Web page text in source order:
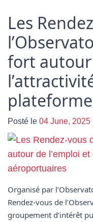
Les
fort autour
Posté le 04 June, 2025
Organisé par
Rendez-vous de
groupement d’intérêt